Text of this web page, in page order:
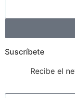
Suscríbete
Recibe el